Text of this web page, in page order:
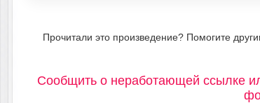
Прочитали это произведение? Помогите
Сообщить о неработающей ссылке